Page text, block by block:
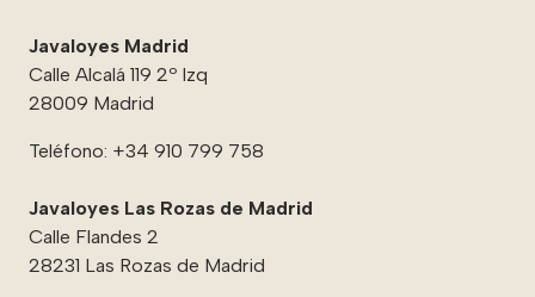
Javaloyes Madrid
Calle Alcalá 119 2º Izq
28009 Madrid
Teléfono: +34 910 799 758
Javaloyes Las Rozas de Madrid
Calle Flandes 2
28231 Las Rozas de Madrid